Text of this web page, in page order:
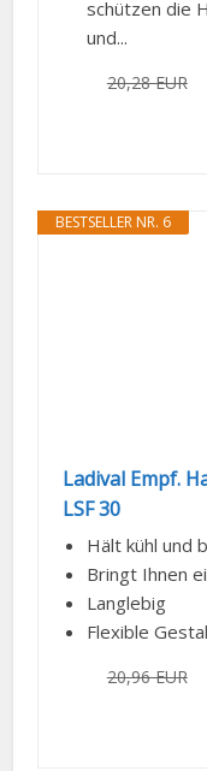
schützen die
und...
20,28 EUR
BESTSELLER NR. 6
Ladival Empf.
LSF 30
Hält kühl und
Bringt Ihnen
Langlebig
Flexible
20,96 EUR